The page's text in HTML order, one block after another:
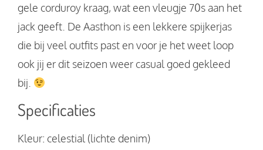
gele corduroy kraag, wat een vleugje 70s aan het
jack geeft. De Aasthon is een lekkere spijkerjas
die bij veel outfits past en voor je het weet loop
ook jij er dit seizoen weer casual goed gekleed
bij.
Specificaties
Kleur: celestial (lichte denim)